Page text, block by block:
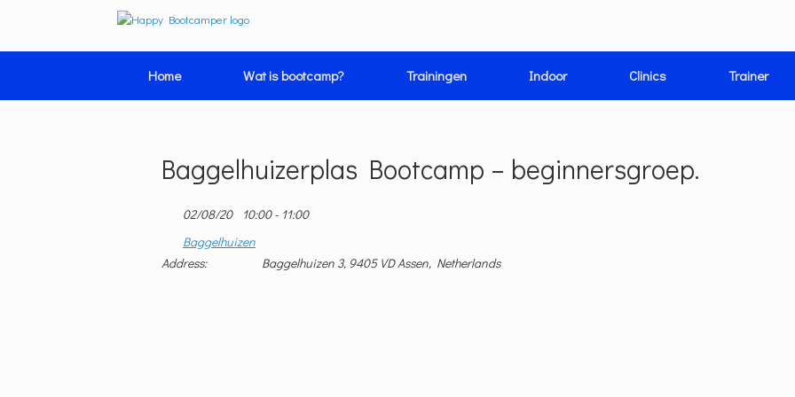
Home Wat is bootcamp? Trainingen Indoor Clinics Trainer
Baggelhuizerplas Bootcamp – beginnersgroep.
02/08/20
10:00 - 11:00
Baggelhuizen
Address:
Baggelhuizen 3, 9405 VD Assen, Netherlands